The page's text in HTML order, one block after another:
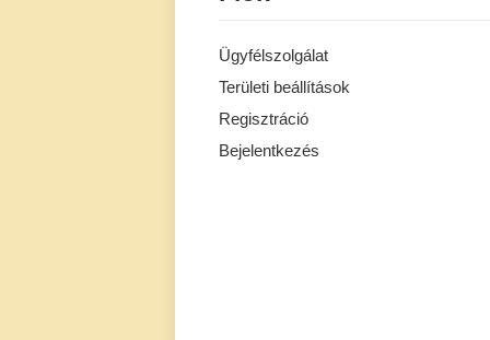
Ügyfélszolgálat
Területi beállítások
Regisztráció
Bejelentkezés